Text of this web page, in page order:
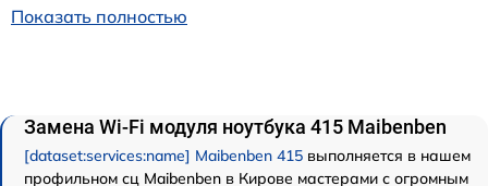
Показать полностью
Замена Wi-Fi модуля ноутбука 415 Maibenben
[dataset:services:name] Maibenben 415 выполняется в нашем
профильном сц Maibenben в Кирове мастерами с огромным